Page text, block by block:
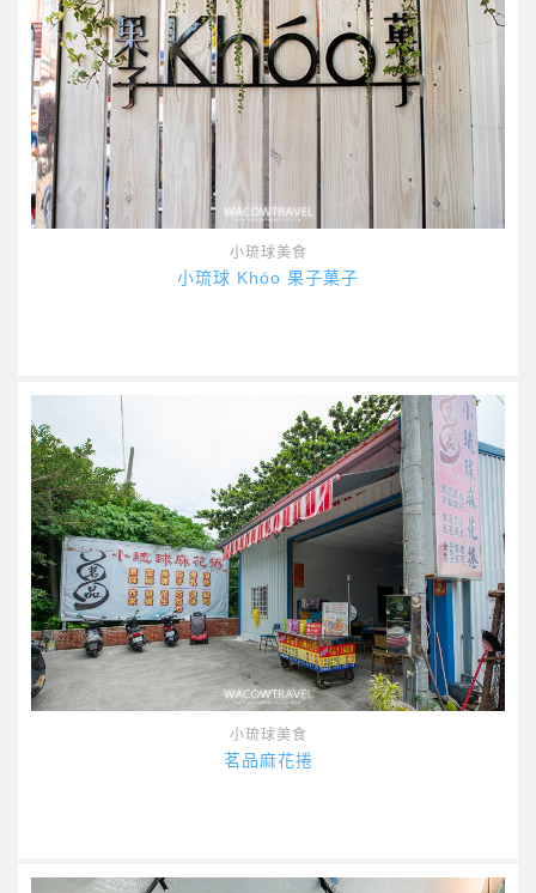
小琉球美食
小琉球 Khóo 果子菓子
小琉球美食
茗品麻花捲